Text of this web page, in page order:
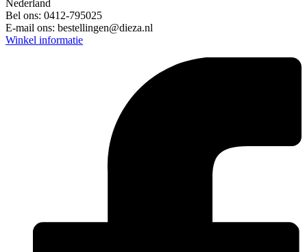
Nederland
Bel ons: 0412-795025
E-mail ons: bestellingen@dieza.nl
Winkel informatie